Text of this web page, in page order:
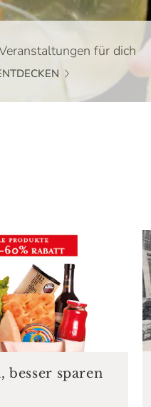
für dich
besser sparen